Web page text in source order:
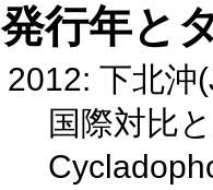
発行年と
2012: 下北沖
国際対比